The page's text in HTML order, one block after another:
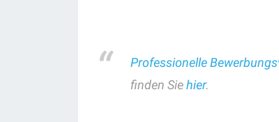
Professionelle
finden Siehier.